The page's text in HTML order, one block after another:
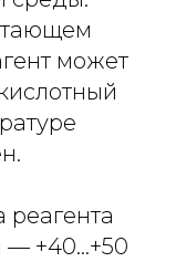
может
— +40…+50